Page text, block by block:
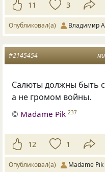
11 3
Опубликовал(а) Владимир
#2145454
Салюты должны быть
а не громом войны.
© Madame Pik 237
12 1
Опубликовал(а) Madame Pik